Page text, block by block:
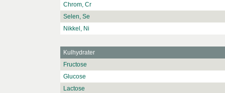
Chrom, Cr
Selen, Se
Nikkel, Ni
Kulhydrater
Fructose
Glucose
Lactose